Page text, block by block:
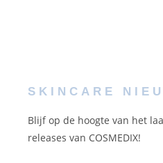
SKINCARE
Blijf op de hoogte van het
releases van COSMEDIX!